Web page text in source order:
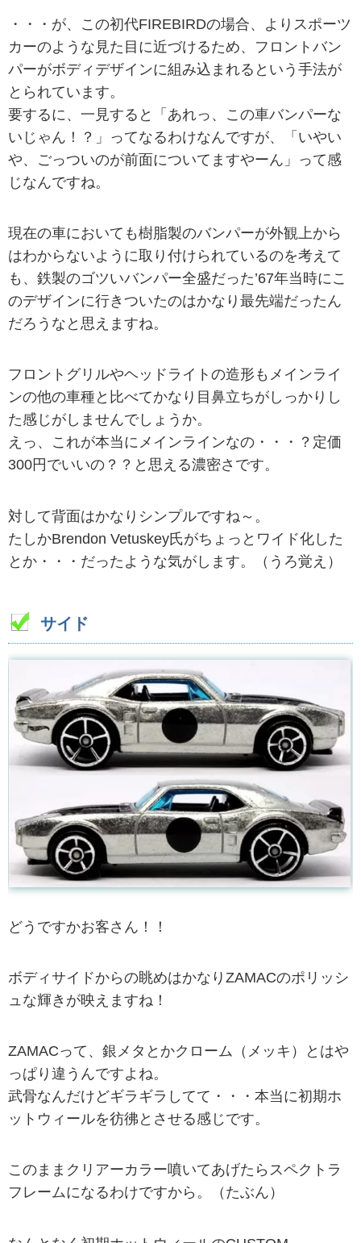
・・・が、この初代FIREBIRDの場合、よりスポーツ
カーのような見た目に近づけるため、フロントバン
パーがボディデザインに組み込まれるという手法が
とられています。
要するに、一見すると「あれっ、この車バンパーな
いじゃん！？」ってなるわけなんですが、「いやい
や、ごっついのが前面についてますやーん」って感
じなんですね。
現在の車においても樹脂製のバンパーが外観上から
はわからないように取り付けられているのを考えて
も、鉄製のゴツいバンパー全盛だった’67年当時にこ
のデザインに行きついたのはかなり最先端だったん
だろうなと思えますね。
フロントグリルやヘッドライトの造形もメインライ
ンの他の車種と比べてかなり目鼻立ちがしっかりし
た感じがしませんでしょうか。
えっ、これが本当にメインラインなの・・・？定価
300円でいいの？？と思える濃密さです。
対して背面はかなりシンプルですね～。
たしかBrendon Vetuskey氏がちょっとワイド化した
とか・・・だったような気がします。（うろ覚え）
サイド
どうですかお客さん！！
ボディサイドからの眺めはかなりZAMACのポリッシ
ュな輝きが映えますね！
ZAMACって、銀メタとかクローム（メッキ）とはや
っぱり違うんですよね。
武骨なんだけどギラギラしてて・・・本当に初期ホ
ットウィールを彷彿とさせる感じです。
このままクリアーカラー噴いてあげたらスペクトラ
フレームになるわけですから。（たぶん）